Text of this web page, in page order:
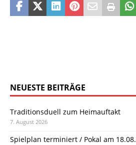
NEUESTE BEITRÄGE
Traditionsduell zum Heimauftakt
7. August 2026
Spielplan terminiert / Pokal am 18.08.